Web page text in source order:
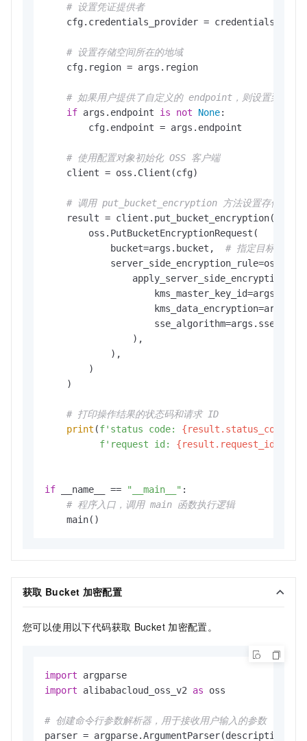
# 设置凭证提供者
cfg.credentials_provider =
# 设置存储空间所在的地域
    cfg.region = args.region
# 如果用户提供了自定义的 endpoint，则设置到配置
if args.endpoint is not None:
        cfg.endpoint = args.endpoint
# 使用配置对象初始化 OSS 客户端
    client = oss.Client(cfg)
# 调用 put_bucket_encryption 方法设置存储空间
    result = client.put_bucket_encryption(
        oss.PutBucketEncryptionRequest(
            bucket=args.bucket,
# 指定目标存储空
                ),
            ),
        )
    )
# 打印操作结果的状态码和请求 ID
print (f'status code: {result.status_code}
f'request id: {result.request_id}
if __name__ == "__main__" :
# 程序入口，调用 main 函数执行逻辑
获取 Bucket 加密配置
您可以使用以下代码获取 Bucket 加密配置。
import
import alibabacloud_oss_v2 as oss
# 创建命令行参数解析器，用于接收用户输入的参数
parser = argparse.ArgumentParser(description=